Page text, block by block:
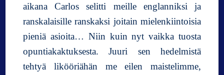
aikana Carlos selitti meille englanniksi ja
ranskalaisille ranskaksi joitain mielenkiintoisia
pieniä asioita… Niin kuin nyt vaikka tuosta
opuntiakaktuksesta. Juuri sen hedelmistä
tehtyä likööriähän me eilen maistelimme,